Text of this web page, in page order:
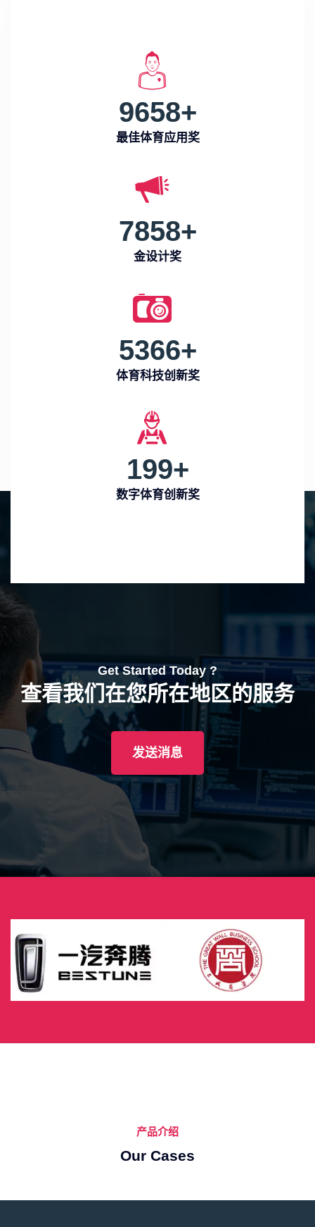
9658+
最佳体育应用奖
7858+
金设计奖
5366+
体育科技创新奖
199+
数字体育创新奖
Get Started Today ?
查看我们在您所在地区的服务
发送消息
产品介绍
Our Cases